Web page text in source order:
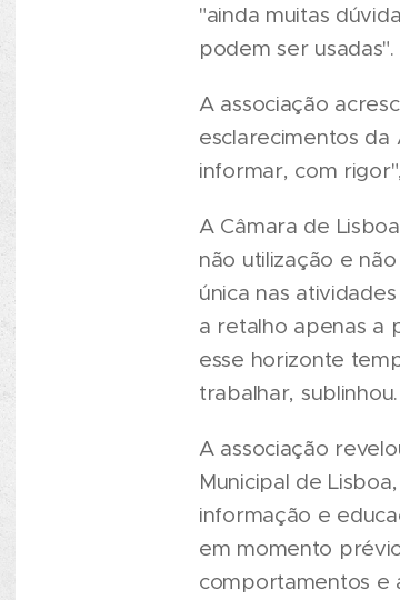
"ainda muitas
podem ser usadas".
A associação
esclarecimentos
informar, com
A Câmara de
não utilização e
única nas
a retalho apenas a
esse horizonte
trabalhar, sublinhou.
A associação
Municipal de
informação e
em momento
comportamentos e